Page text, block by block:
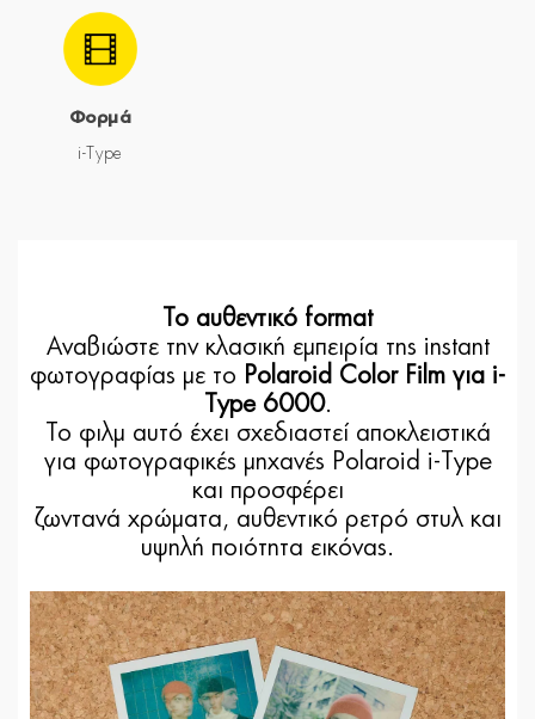
Φορμά
i-Type
Το αυθεντικό format
Αναβιώστε την κλασική εμπειρία της instant
φωτογραφίας με το Polaroid Color Film για i-
Type 6000.
Το φιλμ αυτό έχει σχεδιαστεί αποκλειστικά
για φωτογραφικές μηχανές Polaroid i-Type
και προσφέρει
ζωντανά χρώματα, αυθεντικό ρετρό στυλ και
υψηλή ποιότητα εικόνας.